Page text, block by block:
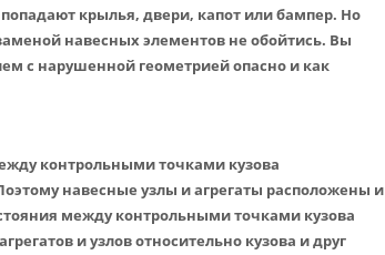
крылья, двери, капот или бампер. Но
навесных элементов не обойтись. Вы
с нарушенной геометрией опасно и как
контрольными точками кузова
навесные узлы и агрегаты расположены и
между контрольными точками кузова
и узлов относительно кузова и друг